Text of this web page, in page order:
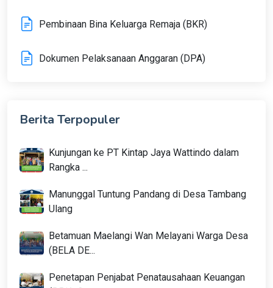
Pembinaan Bina Keluarga Remaja (BKR)
Dokumen Pelaksanaan Anggaran (DPA)
Berita Terpopuler
Kunjungan ke PT Kintap Jaya Wattindo dalam
Rangka ...
Manunggal Tuntung Pandang di Desa Tambang
Ulang
Betamuan Maelangi Wan Melayani Warga Desa
(BELA DE...
Penetapan Penjabat Penatausahaan Keuangan